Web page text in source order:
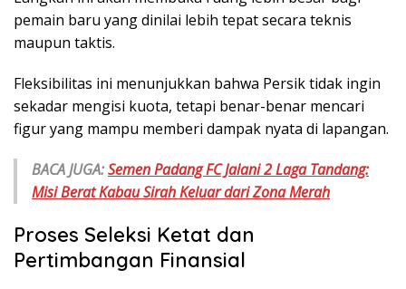
pemain baru yang dinilai lebih tepat secara teknis
maupun taktis.
Fleksibilitas ini menunjukkan bahwa Persik tidak ingin
sekadar mengisi kuota, tetapi benar-benar mencari
figur yang mampu memberi dampak nyata di lapangan.
BACA JUGA:Semen Padang FC Jalani 2 Laga Tandang:
Misi Berat Kabau Sirah Keluar dari Zona Merah
Proses Seleksi Ketat dan
Pertimbangan Finansial